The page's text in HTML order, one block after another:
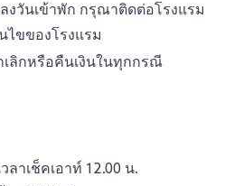
งวันเข้าพัก กรุณาติดต่อโรงแรม
ไขของโรงแรม
ลิกหรือคืนเงินในทุกกรณี
ลาเช็คเอาท์ 12.00 น.